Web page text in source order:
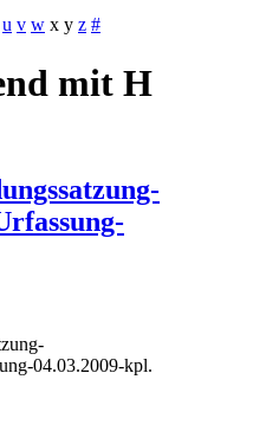
u v w x y z #
mit H
04.03.2009-kpl.